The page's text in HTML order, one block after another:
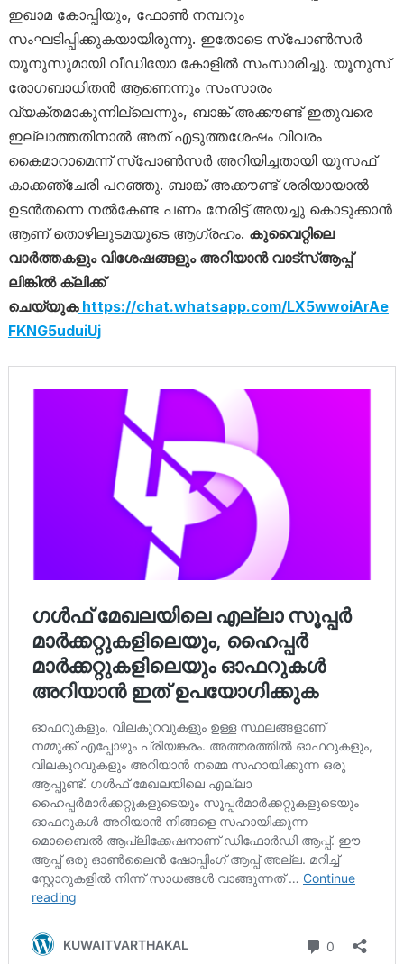
ഇഖാമ കോപ്പിയും, ഫോൺ നമ്പറും
സംഘടിപ്പിക്കുകയായിരുന്നു. ഇതോടെ സ്പോൺസർ
യൂനുസുമായി വീഡിയോ കോളിൽ സംസാരിച്ചു. യൂനുസ്
രോഗബാധിതൻ ആണെന്നും സംസാരം
വ്യക്തമാകുന്നില്ലെന്നും, ബാങ്ക് അക്കൗണ്ട് ഇതുവരെ
ഇല്ലാത്തതിനാൽ അത് എടുത്തശേഷം വിവരം
കൈമാറാമെന്ന് സ്പോൺസർ അറിയിച്ചതായി യൂസഫ്
കാക്കഞ്ചേരി പറഞ്ഞു. ബാങ്ക് അക്കൗണ്ട് ശരിയായാൽ
ഉടൻതന്നെ നൽകേണ്ട പണം നേരിട്ട് അയച്ചു കൊടുക്കാൻ
ആണ് തൊഴിലുടമയുടെ ആഗ്രഹം. കുവൈറ്റിലെ
വാ‍‍ർത്തകളും വിശേഷങ്ങളും അറിയാൻ വാട്സ്ആപ്പ്
ലിങ്കിൽ ക്ലിക്ക്
ചെയ്യുകhttps://chat.whatsapp.com/LX5wwoiArAe
FKNG5uduiUj